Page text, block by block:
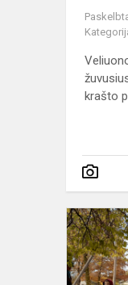
krašto